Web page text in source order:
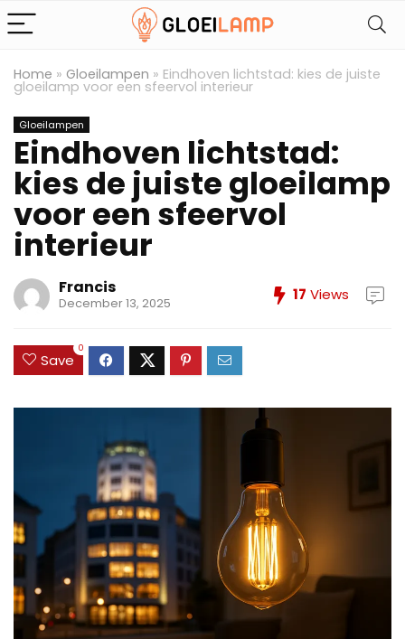
Home » Gloeilampen » Eindhoven lichtstad: kies de juiste
gloeilamp voor een sfeervol interieur
Gloeilampen
Eindhoven lichtstad:
kies de juiste gloeilamp
voor een sfeervol
interieur
Francis
December 13, 2025 17 Views
Save
0